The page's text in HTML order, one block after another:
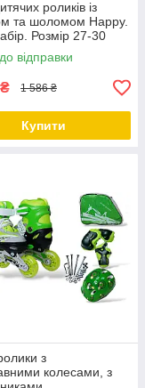
роликів із
та шоломом Happy.
Розмір 27-30
відправки
₴ 1 586 ₴
Купити
з
колесами, з